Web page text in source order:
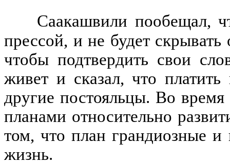
Саакашвили пообещал,
прессой, и не будет
чтобы подтвердить свои
живет и сказал, что
другие постояльцы. Во
планами относительно
том, что план грандиозные и
жизнь.